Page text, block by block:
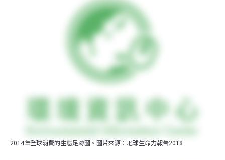
2014年全球消費的生態足跡圖。圖片來源：地球生命力報告2018